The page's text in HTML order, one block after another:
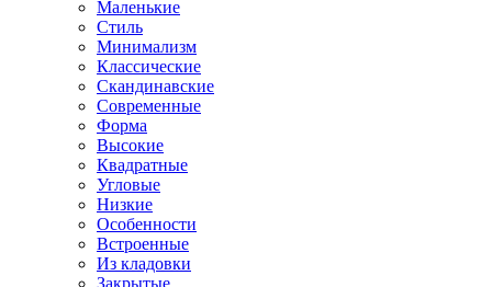
Маленькие
Стиль
Минимализм
Классические
Скандинавские
Современные
Форма
Высокие
Квадратные
Угловые
Низкие
Особенности
Встроенные
Из кладовки
Закрытые